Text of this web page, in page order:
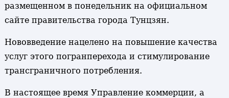
размещенном в понедельник на официальном
сайте правительства города Тунцзян.
Нововведение нацелено на повышение качества
услуг этого погранперехода и стимулирование
трансграничного потребления.
В настоящее время Управление коммерции, а